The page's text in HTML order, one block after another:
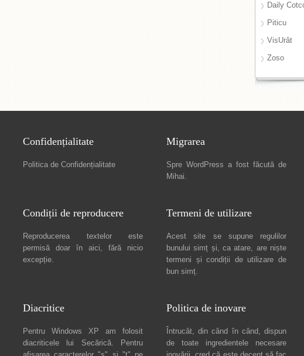
Daily
Piticu
VisUrât
Zoso
Confidențialitate
Politica de Confidențialitate
Migrarea
Spre WordPress a fost făcută de
Mihai.
Condiții de reproducere
Reproducerea textelor este
permisă doar în aici, fără nicio
excepție.
Termeni de utilizare
Acest site se supune regulilor
bunului simț și, ca atare, are niște
termeni și condiții de utilizare de
bun simț.
Diacritice
Pentru Windows XP am folosit
diacriticele lui Secărică. Pentru
Politica de inovare
Întrucât, din când în când, dispun
de toate ingredientele necesare